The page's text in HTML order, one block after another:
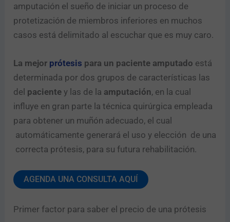
amputación el sueño de iniciar un proceso de
protetización de miembros inferiores en muchos
casos está delimitado al escuchar que es muy caro.
La mejor prótesis para un paciente amputado está
determinada por dos grupos de características las
del paciente y las de la amputación, en la cual
influye en gran parte la técnica quirúrgica empleada
para obtener un muñón adecuado, el cual
automáticamente generará el uso y elección de una
correcta prótesis, para su futura rehabilitación.
AGENDA UNA CONSULTA AQUÍ
Primer factor para saber el precio de una prótesis